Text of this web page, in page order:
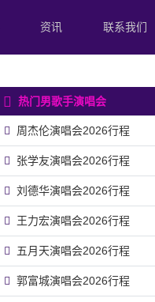
资讯 联系我们
热门男歌手演唱会
周杰伦演唱会2026行程
张学友演唱会2026行程
刘德华演唱会2026行程
王力宏演唱会2026行程
五月天演唱会2026行程
郭富城演唱会2026行程